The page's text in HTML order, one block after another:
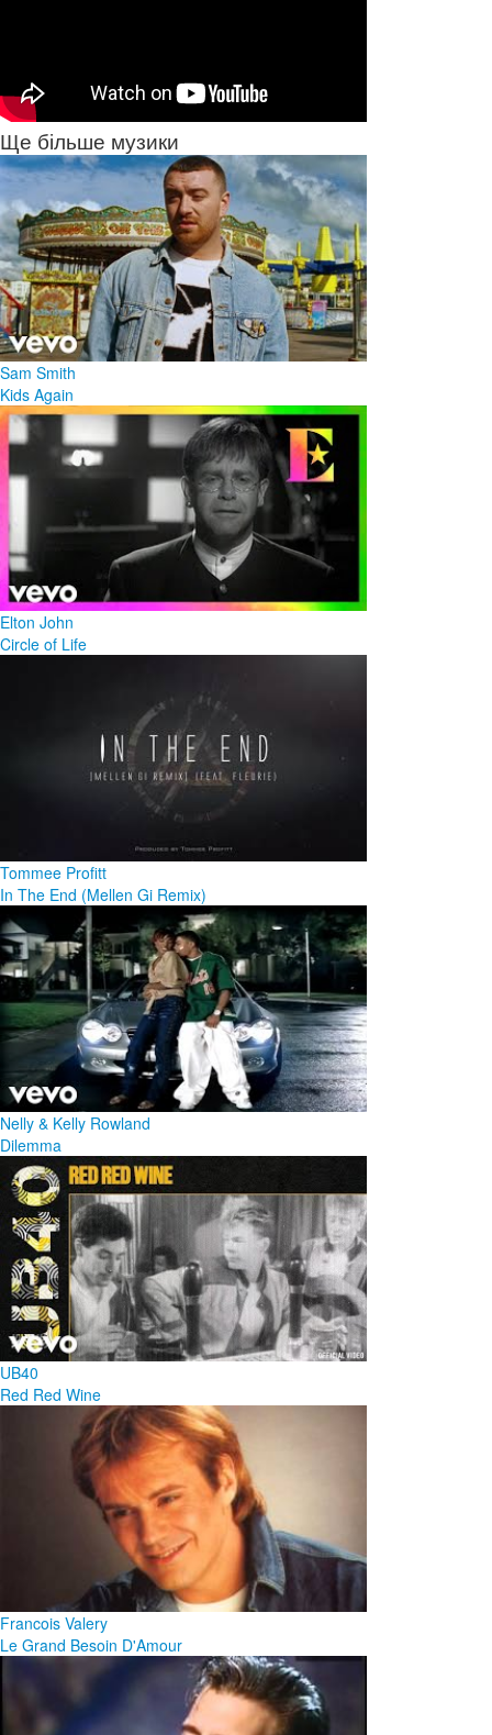
Ще більше музики
Sam Smith
Kids Again
Elton John
Circle of Life
Tommee Profitt
In The End (Mellen Gi Remix)
Nelly & Kelly Rowland
Dilemma
UB40
Red Red Wine
Francois Valery
Le Grand Besoin D'Amour